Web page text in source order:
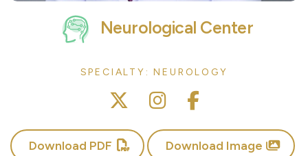
Neurological Center
SPECIALTY: NEUROLOGY
Download PDF Download Image